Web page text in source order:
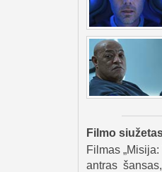
Filmo
Filmas
antras